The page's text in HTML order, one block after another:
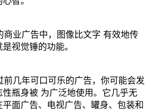
业广告中，图像比文字 有效地传
视觉锤的功能。
几年可口可乐的广告，你可能会发
瓶身被 为广泛地使用。它几乎无
面广告、电视广告、罐身、包装和